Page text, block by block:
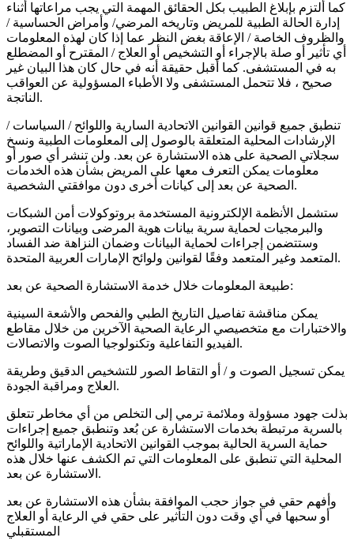
كما ألتزم بإبلاغ الطبيب بكل الحقائق المهمة التي يجب مراعاتها أثناء
إدارة الحالة الطبية للمريض وتاريخه المرضي/ وأمراض الحساسية /
والظروف الخاصة / الإعاقة بغض النظر عما إذا كان لهذه المعلومات
أي تأثير أو صلة بالإجراء أو التشخيص أو العلاج / المقترح أو المضطلع
به في المستشفى. كما أقبل حقيقة أنه في حال كان هذا البيان غير
صحيح ، فلا تتحمل المستشفى ولا الأطباء المسؤولية عن العواقب
الناتجة.
تنطبق جميع قوانين القوانين الاتحادية السارية واللوائح / السياسات /
الإرشادات المحلية المتعلقة بالوصول إلى المعلومات الطبية ونسخ
سجلاتي الصحية على هذه الاستشارة عن بعد. ولن تنشر أي صور أو
معلومات يمكن التعرف معها على المريض بشأن هذه الخدمات
الصحية عن بعد إلى كيانات أخرى دون موافقتي الشخصية.
ستشمل الأنظمة الإلكترونية المستخدمة بروتوكولات أمن الشبكات
والبرمجيات لحماية سرية بيانات هوية المرضى وبيانات التصوير،
وستتضمن إجراءات لحماية البيانات وضمان النزاهة ضد الفساد
المتعمد وغير المتعمد وفقًا لقوانين ولوائح الإمارات العربية المتحدة.
طبيعة المعلومات خلال خدمة الاستشارة الصحية عن بعد:
يمكن مناقشة تفاصيل التاريخ الطبي والفحص والأشعة السينية
والاختبارات مع متخصيصي الرعاية الصحية الآخرين من خلال مقاطع
الفيديو التفاعلية وتكنولوجيا الصوت والاتصالات.
يمكن تسجيل الصوت و / أو التقاط الصور للتشخيص الدقيق وطريقة
العلاج ومراقبة الجودة.
بذلت جهود مسؤولة وملائمة ترمي إلى التخلص من أي مخاطر تتعلق
بالسرية مرتبطة بخدمات الاستشارة عن بُعد وتنطبق جميع إجراءات
حماية السرية الحالية بموجب القوانين الاتحادية الإماراتية واللوائح
المحلية التي تنطبق على المعلومات التي تم الكشف عنها خلال هذه
الاستشارة عن بعد.
وأفهم حقي في جواز حجب الموافقة بشأن هذه الاستشارة عن بعد
أو سحبها في أي وقت دون التأثير على حقي في الرعاية أو العلاج
المستقبلي